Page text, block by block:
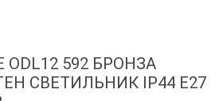
ODL12 592 БРОНЗА
СВЕТИЛЬНИК IP44 E27